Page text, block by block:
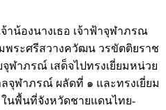
าน้องนางเธอ เจ้าฟ้าจุฬาภรณ
ระศรีสวางควัฒน วรขัตติยราช
ฬาภรณ์ เสด็จไปทรงเยี่ยมหน่วย
จุฬาภรณ์ ผลัดที่ ๑ และทรงเยี่ยม
นพื้นที่จังหวัดชายแดนไทย-